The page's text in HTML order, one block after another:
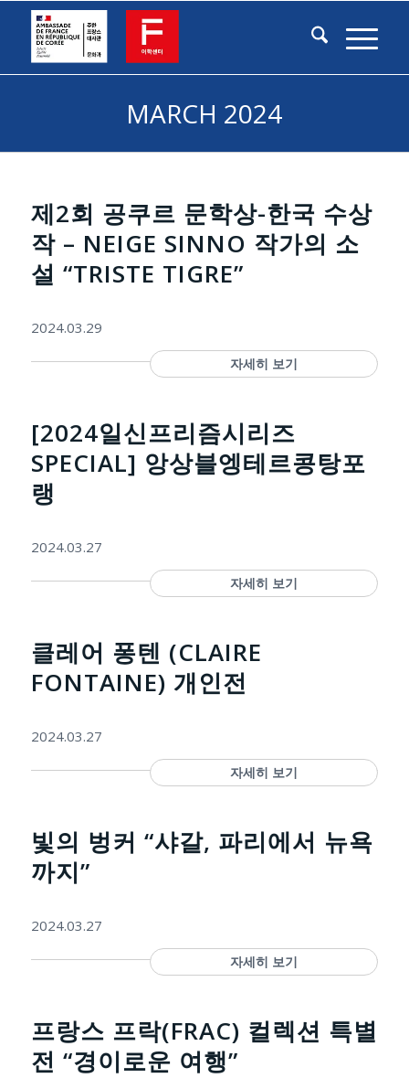
MARCH 2024
제2회 공쿠르 문학상-한국 수상
작 – NEIGE SINNO 작가의 소
설 “TRISTE TIGRE”
2024.03.29
자세히 보기
[2024일신프리즘시리즈
SPECIAL] 앙상블엥테르콩탕포
랭
2024.03.27
자세히 보기
클레어 퐁텐 (CLAIRE
FONTAINE) 개인전
2024.03.27
자세히 보기
빛의 벙커 “샤갈, 파리에서 뉴욕
까지”
2024.03.27
자세히 보기
프랑스 프락(FRAC) 컬렉션 특별
전 “경이로운 여행”